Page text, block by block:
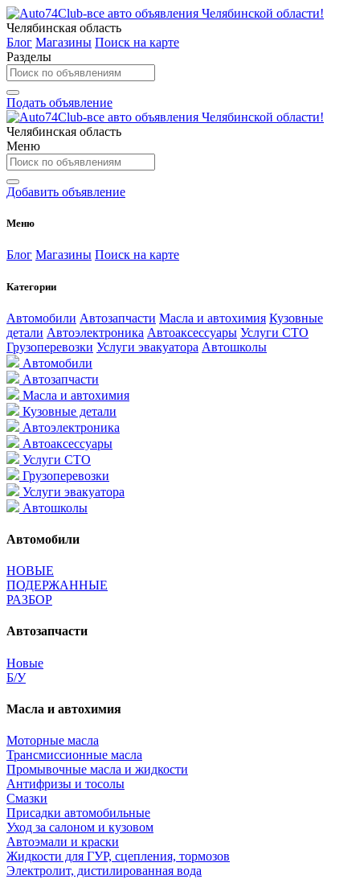
Челябинская область
Блог Магазины Поиск на карте
Разделы
Подать объявление
Челябинская область
Меню
Добавить объявление
Меню
Блог Магазины Поиск на карте
Категории
Автомобили Автозапчасти Масла и автохимия Кузовные
детали Автоэлектроника Автоаксессуары Услуги СТО
Грузоперевозки Услуги эвакуатора Автошколы
Автомобили
Автозапчасти
Масла и автохимия
Кузовные детали
Автоэлектроника
Автоаксессуары
Услуги СТО
Грузоперевозки
Услуги эвакуатора
Автошколы
Автомобили
НОВЫЕ
ПОДЕРЖАННЫЕ
РАЗБОР
Автозапчасти
Новые
Б/У
Масла и автохимия
Моторные масла
Трансмиссионные масла
Промывочные масла и жидкости
Антифризы и тосолы
Смазки
Присадки автомобильные
Уход за салоном и кузовом
Автоэмали и краски
Жидкости для ГУР, сцепления, тормозов
Электролит, дистилированная вода